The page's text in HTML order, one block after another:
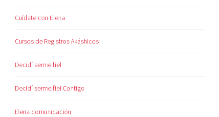
Cuídate con Elena
Cursos de Registros Akáshicos
Decidí serme fiel
Decidí serme fiel Contigo
Elena comunicación